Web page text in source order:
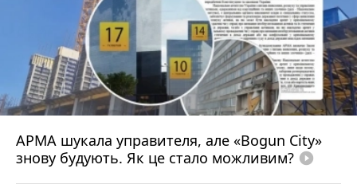
АРМА шукала управителя, але «Bogun City»
знову будують. Як це стало можливим? play_circle_filled